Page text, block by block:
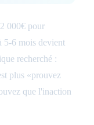
000€ pour
5-6 mois devient
recherché :
plus «prouvez
que l'inaction